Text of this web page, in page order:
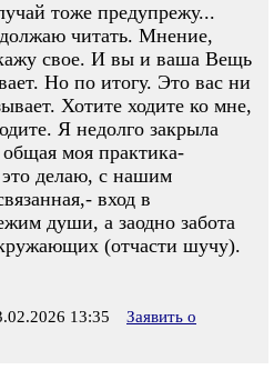
тоже предупрежу...
читать. Мнение,
свое. И вы и ваша Вещь
Но по итогу. Это вас ни
Хотите ходите ко мне,
Я недолго закрыла
моя практика-
делаю, с нашим
вход в
души, а заодно забота
(отчасти шучу).
13:35
Заявить о